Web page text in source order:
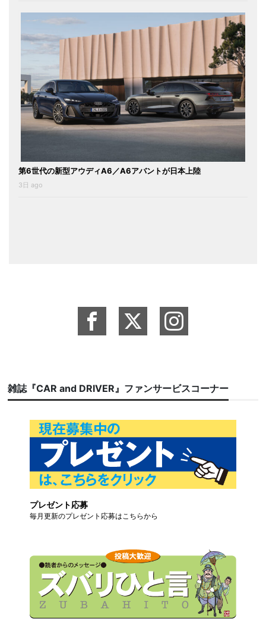
第6世代の新型アウディA6／A6アバントが日本上陸
3日 ago
雑誌『CAR and DRIVER』ファンサービスコーナー
プレゼント応募
毎月更新のプレゼント応募はこちらから